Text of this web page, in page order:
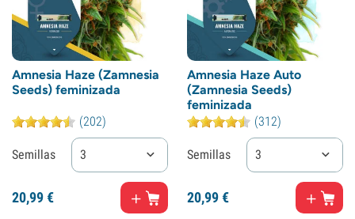
Amnesia Haze (Zamnesia
Seeds) feminizada
(202)
Semillas 3
20,99€
Amnesia Haze Auto
(Zamnesia Seeds)
feminizada
(312)
Semillas 3
20,99€